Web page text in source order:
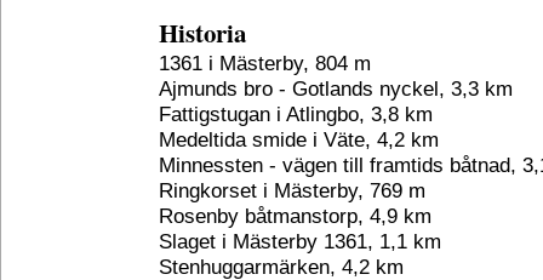
Historia
1361 i Mästerby, 804 m
Ajmunds bro - Gotlands nyckel, 3,3 km
Fattigstugan i Atlingbo, 3,8 km
Medeltida smide i Väte, 4,2 km
Minnessten - vägen till framtids båtnad,
Ringkorset i Mästerby, 769 m
Rosenby båtmanstorp, 4,9 km
Slaget i Mästerby 1361, 1,1 km
Stenhuggarmärken, 4,2 km